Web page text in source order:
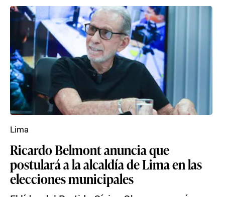
Ricardo Belmont anuncia que
postulará a la alcaldía de Lima en las
elecciones municipales
Lima